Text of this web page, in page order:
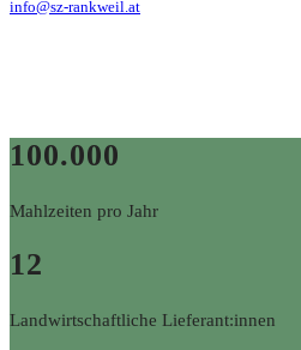
info@sz-rankweil.at
100.000
Mahlzeiten pro Jahr
12
Landwirtschaftliche Lieferant:innen